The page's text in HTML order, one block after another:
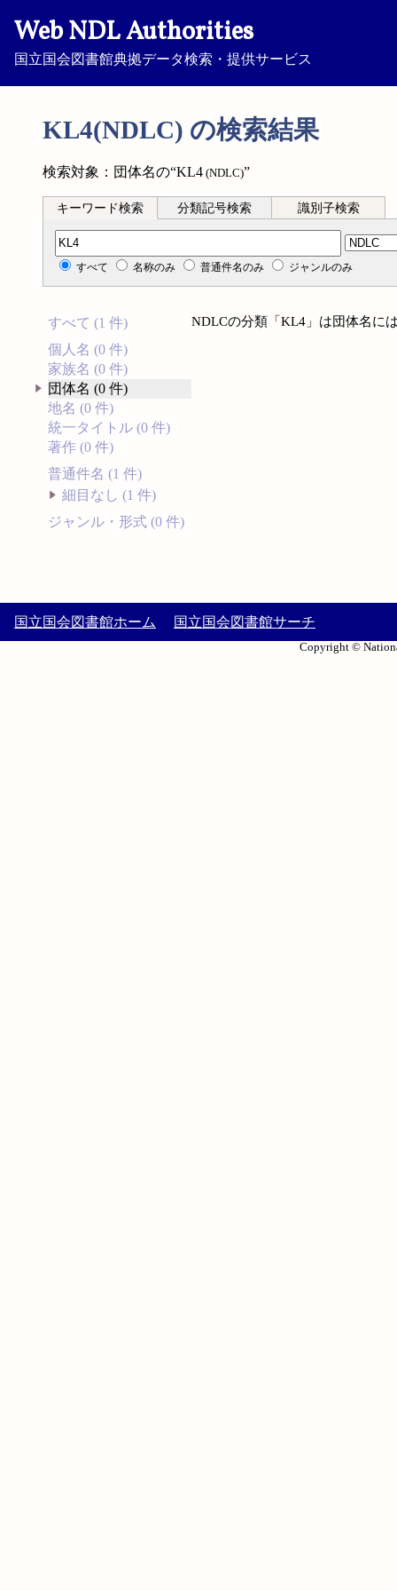
Web NDL Authorities
国立国会図書館典拠データ検索・提供サービス
KL4(NDLC) の検索結果
検索対象：団体名の“KL4 (NDLC)”
キーワード検索 分類記号検索 識別子検索
分類記号検索
すべて 名称のみ 普通件名のみ ジャンルのみ
すべて (1 件)
個人名 (0 件)
家族名 (0 件)
団体名 (0 件)
地名 (0 件)
統一タイトル (0 件)
著作 (0 件)
普通件名 (1 件)
細目なし (1 件)
ジャンル・形式 (0 件)
NDLCの分類「KL4」は団体名に
国立国会図書館ホーム 国立国会図書館サーチ
Copyright ©